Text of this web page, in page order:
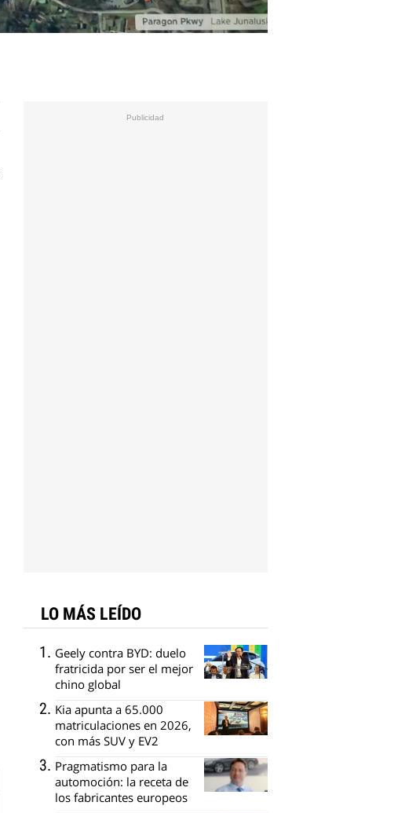
LO MÁS LEÍDO
Geely contra BYD: duelo
fratricida por ser el mejor
chino global
Kia apunta a 65.000
matriculaciones en 2026,
con más SUV y EV2
Pragmatismo para la
automoción: la receta de
los fabricantes europeos